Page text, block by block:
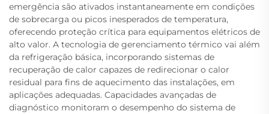
emergência são ativados instantaneamente em condições
de sobrecarga ou picos inesperados de temperatura,
oferecendo proteção crítica para equipamentos elétricos de
alto valor. A tecnologia de gerenciamento térmico vai além
da refrigeração básica, incorporando sistemas de
recuperação de calor capazes de redirecionar o calor
residual para fins de aquecimento das instalações, em
aplicações adequadas. Capacidades avançadas de
diagnóstico monitoram o desempenho do sistema de